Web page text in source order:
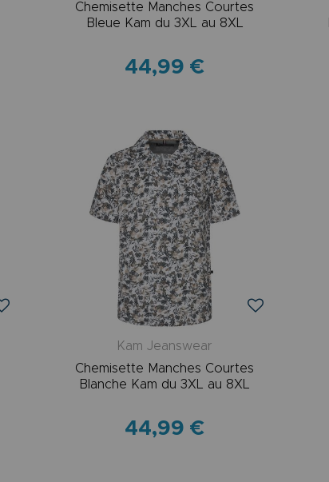
Chemisette Manches Courtes
Bleue Kam du 3XL au 8XL
44,99 €
Kam Jeanswear
Chemisette Manches Courtes
Blanche Kam du 3XL au 8XL
44,99 €